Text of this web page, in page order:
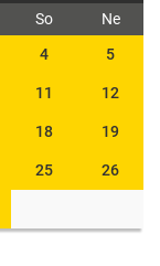
So
Ne
4 5
11 12
18 19
25 26